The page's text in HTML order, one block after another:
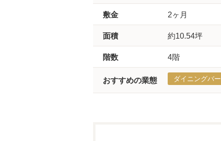
敷金 2ヶ月
面積 約10.54坪
階数 4階
おすすめの業態 ダイニングバー